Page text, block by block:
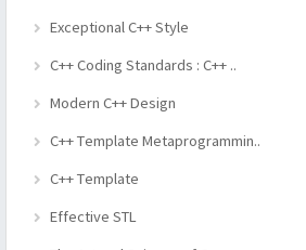
Exceptional C++ Style
C++ Coding Standards : C++ ..
Modern C++ Design
C++ Template Metaprogrammin..
C++ Template
Effective STL